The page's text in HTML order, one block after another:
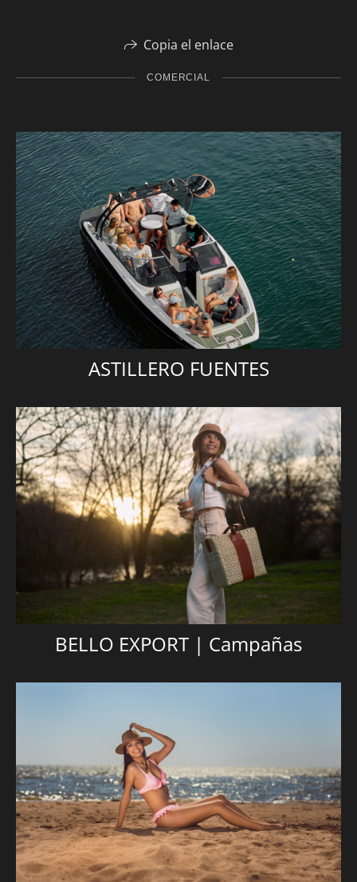
Copia el enlace
COMERCIAL
ASTILLERO FUENTES
BELLO EXPORT | Campañas